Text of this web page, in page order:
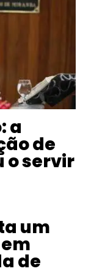
a
de
o servir
um
de